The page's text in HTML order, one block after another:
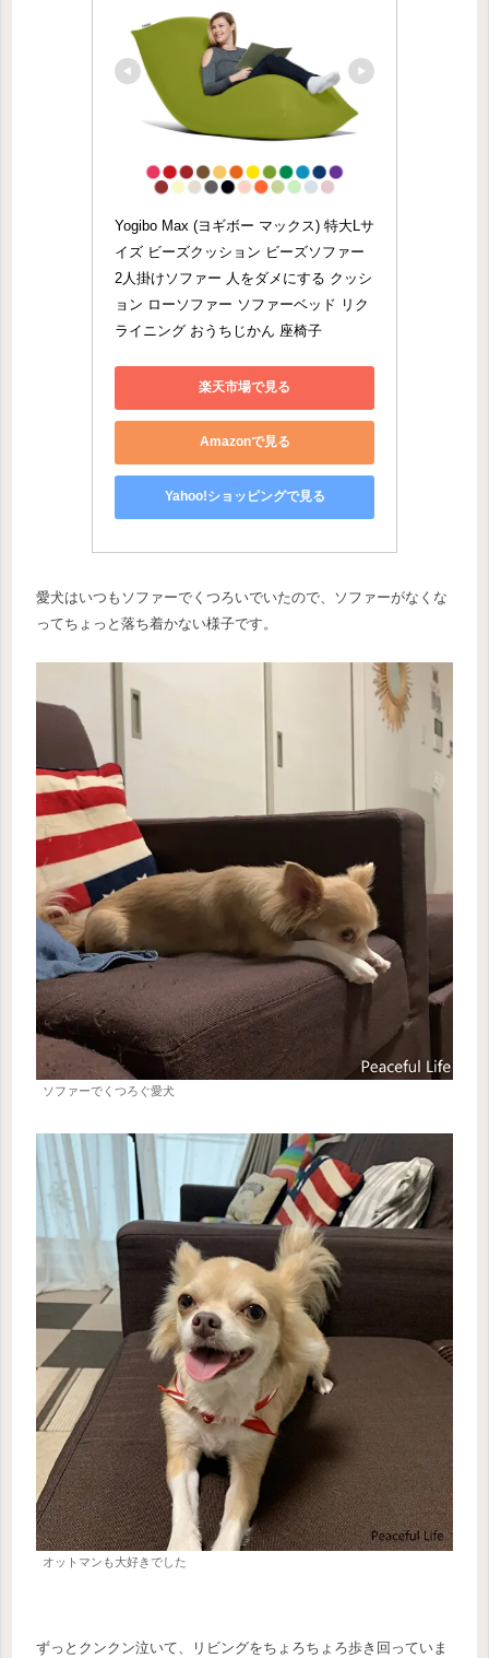
Yogibo Max (ヨギボー マックス) 特大Lサ
イズ ビーズクッション ビーズソファー
2人掛けソファー 人をダメにする クッシ
ョン ローソファー ソファーベッド リク
ライニング おうちじかん 座椅子
楽天市場で見る
Amazonで見る
Yahoo!ショッピングで見る
愛犬はいつもソファーでくつろいでいたので、ソファーがなくな
ってちょっと落ち着かない様子です。
ソファーでくつろぐ愛犬
オットマンも大好きでした
ずっとクンクン泣いて、リビングをちょろちょろ歩き回っていま